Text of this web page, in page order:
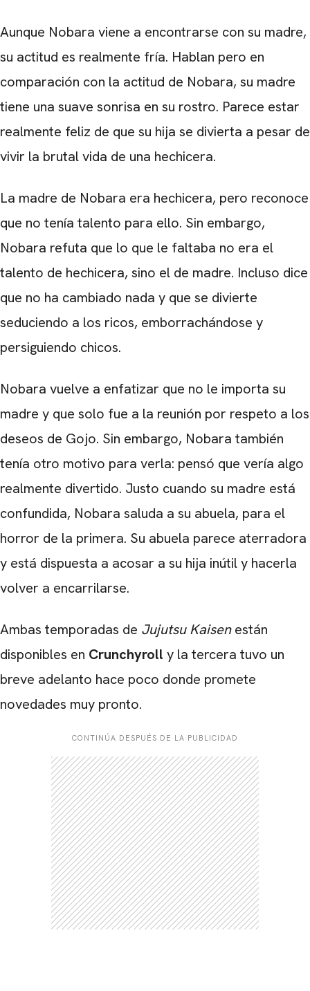
Aunque Nobara viene a encontrarse con su madre,
su actitud es realmente fría. Hablan pero en
comparación con la actitud de Nobara, su madre
tiene una suave sonrisa en su rostro. Parece estar
realmente feliz de que su hija se divierta a pesar de
vivir la brutal vida de una hechicera.
La madre de Nobara era hechicera, pero reconoce
que no tenía talento para ello. Sin embargo,
Nobara refuta que lo que le faltaba no era el
talento de hechicera, sino el de madre. Incluso dice
que no ha cambiado nada y que se divierte
seduciendo a los ricos, emborrachándose y
persiguiendo chicos.
Nobara vuelve a enfatizar que no le importa su
madre y que solo fue a la reunión por respeto a los
deseos de Gojo. Sin embargo, Nobara también
tenía otro motivo para verla: pensó que vería algo
realmente divertido. Justo cuando su madre está
confundida, Nobara saluda a su abuela, para el
horror de la primera. Su abuela parece aterradora
y está dispuesta a acosar a su hija inútil y hacerla
volver a encarrilarse.
Ambas temporadas de Jujutsu Kaisen están
disponibles en Crunchyroll y la tercera tuvo un
breve adelanto hace poco donde promete
novedades muy pronto.
CONTINÚA DESPUÉS DE LA PUBLICIDAD